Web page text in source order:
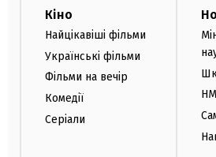
Кіно
Найцікавіші фільми
Українські фільми
Фільми на вечір
Комедії
Серіали